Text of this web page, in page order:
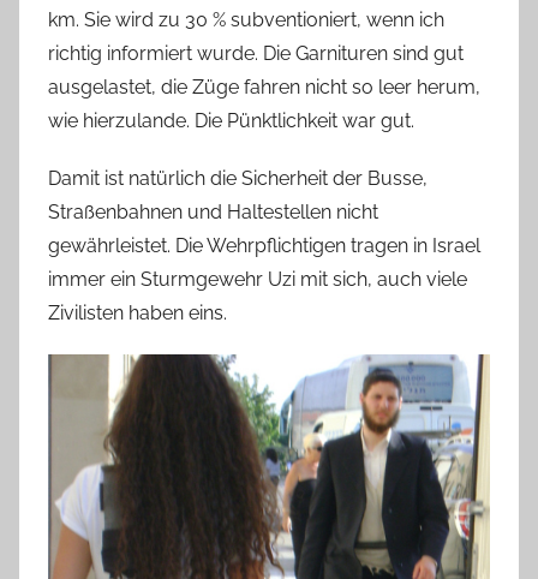
km. Sie wird zu 30 % subventioniert, wenn ich
richtig informiert wurde. Die Garnituren sind gut
ausgelastet, die Züge fahren nicht so leer herum,
wie hierzulande. Die Pünktlichkeit war gut.
Damit ist natürlich die Sicherheit der Busse,
Straßenbahnen und Haltestellen nicht
gewährleistet. Die Wehrpflichtigen tragen in Israel
immer ein Sturmgewehr Uzi mit sich, auch viele
Zivilisten haben eins.